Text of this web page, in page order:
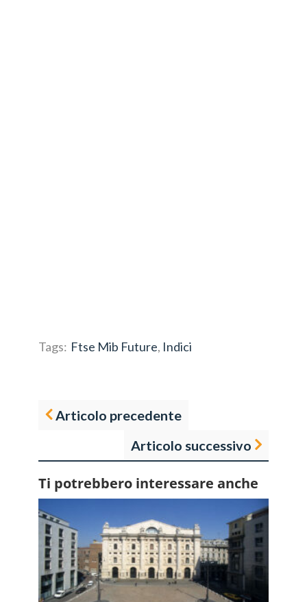
Tags: Ftse Mib Future, Indici
Articolo precedente
Articolo successivo
Ti potrebbero interessare anche